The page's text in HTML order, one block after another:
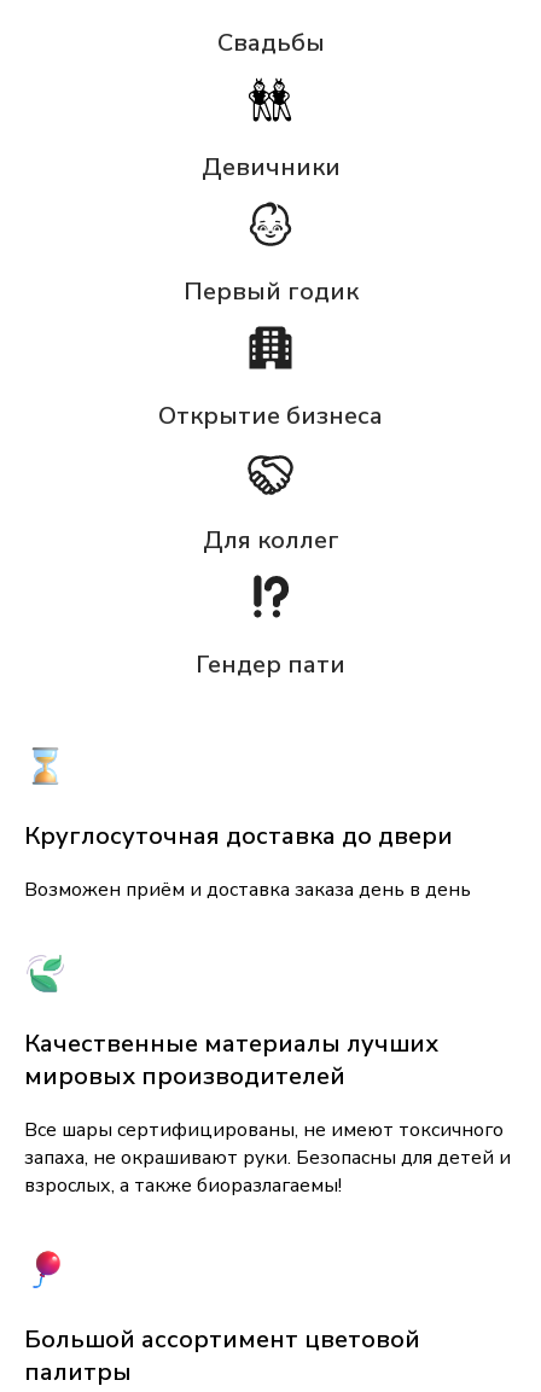
Свадьбы
Девичники
Первый годик
Открытие бизнеса
Для коллег
Гендер пати
Круглосуточная доставка до двери
Возможен приём и доставка заказа день в день
Качественные материалы лучших
мировых производителей
Все шары сертифицированы, не имеют токсичного
запаха, не окрашивают руки. Безопасны для детей и
взрослых, а также биоразлагаемы!
Большой ассортимент цветовой
палитры